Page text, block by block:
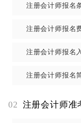
组织领导，分为
否具备注册会计师
计、税法、经济法
注册会计师报名
注册会计师报名
注册会计师报名
注册会计师报名
02 注册会计师准